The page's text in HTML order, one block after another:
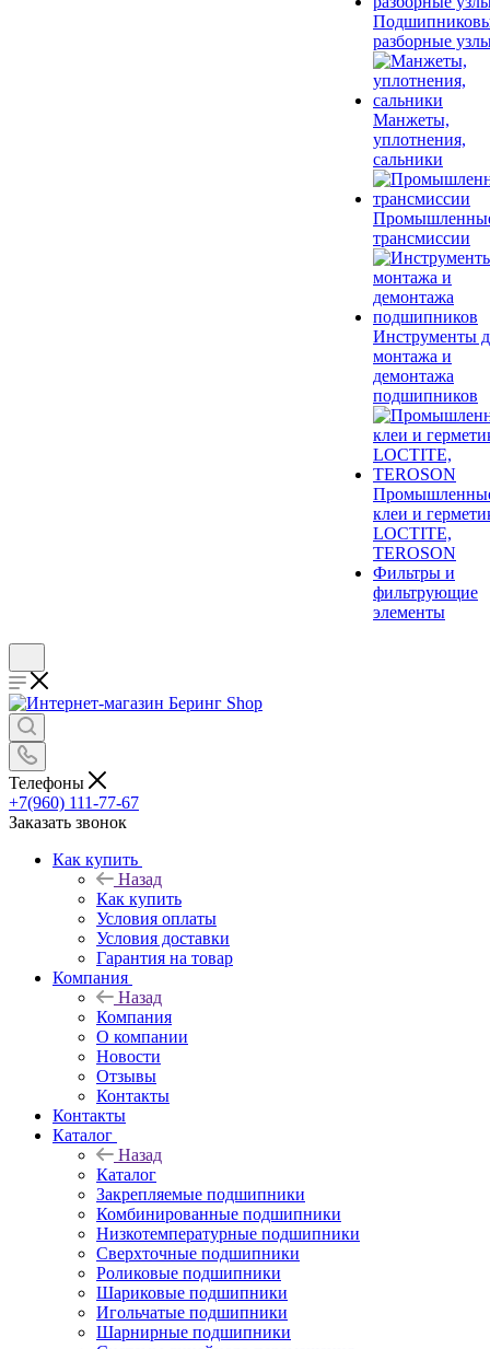
разборные
Манжеты,
уплотнения,
сальники
трансмиссии
Инструменты
монтажа и
демонтажа
подшипников
клеи и
LOCTITE,
TEROSON
Фильтры и
фильтрующие
элементы
Телефоны
+7(960) 111-77-67
Заказать звонок
Как купить
Назад
Как купить
Условия оплаты
Условия доставки
Гарантия на товар
Компания
Назад
Компания
О компании
Новости
Отзывы
Контакты
Контакты
Каталог
Назад
Каталог
Закрепляемые подшипники
Комбинированные подшипники
Низкотемпературные подшипники
Сверхточные подшипники
Роликовые подшипники
Шариковые подшипники
Игольчатые подшипники
Шарнирные подшипники